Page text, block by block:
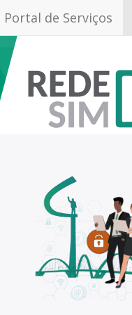
Portal de Serviços